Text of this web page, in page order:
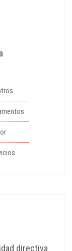
directiva